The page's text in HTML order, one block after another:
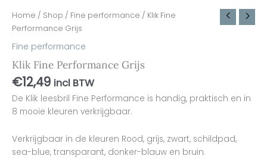
Home / Shop / Fine performance / Klik Fine
Performance Grijs
Fine performance
Klik Fine Performance Grijs
€12,49 incl BTW
De Klik leesbril Fine Performance is handig, praktisch en in
8 mooie kleuren verkrijgbaar.
Verkrijgbaar in de kleuren Rood, grijs, zwart, schildpad,
sea-blue, transparant, donker-blauw en bruin.